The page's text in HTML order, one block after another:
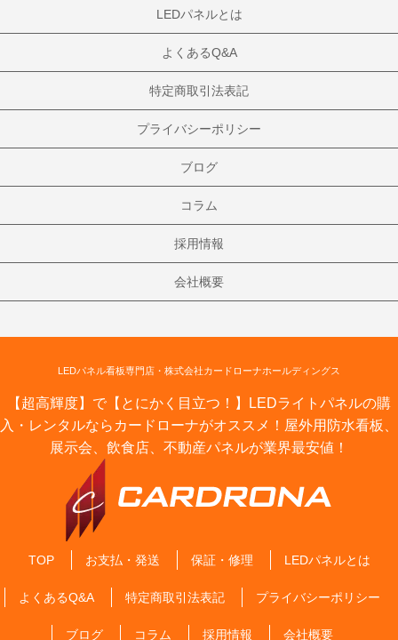
LEDパネルとは
よくあるQ&A
特定商取引法表記
プライバシーポリシー
ブログ
コラム
採用情報
会社概要
LEDパネル看板専門店・株式会社カードローナホールディングス
【超高輝度】で【とにかく目立つ！】LEDライトパネルの購
入・レンタルならカードローナがオススメ！屋外用防水看板、
展示会、飲食店、不動産パネルが業界最安値！
TOP お支払・発送 保証・修理 LEDパネルとは
よくあるQ&A 特定商取引法表記 プライバシーポリシー
ブログ コラム 採用情報 会社概要